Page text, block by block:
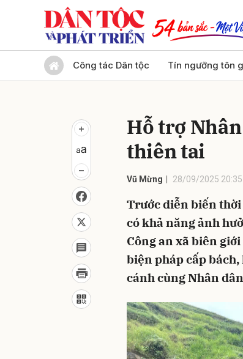
Công tác Dân tộc Tín ngưỡng tôn
Hỗ trợ
thiên tai
Vũ Mừng 28/09/2025 20:35
Trước diễn biến thời
có khả năng ảnh
Công an xã biên
biện pháp cấp
cánh cùng Nhân